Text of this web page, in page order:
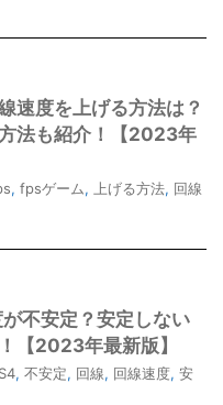
速度を上げる方法は？
法も紹介！【2023年
, fpsゲーム, 上げる方法, 回線
不安定？安定しない
【2023年最新版】
, 不安定, 回線, 回線速度, 安